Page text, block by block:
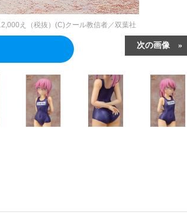
え（税抜）(C)クール教信者／双葉社
次の画像